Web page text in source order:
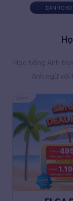
DÀNH
Học tiếng Anh
Anh ngữ với